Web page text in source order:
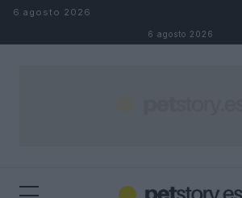
Saltar al contenido
6 agosto 2026
6 agosto 2026